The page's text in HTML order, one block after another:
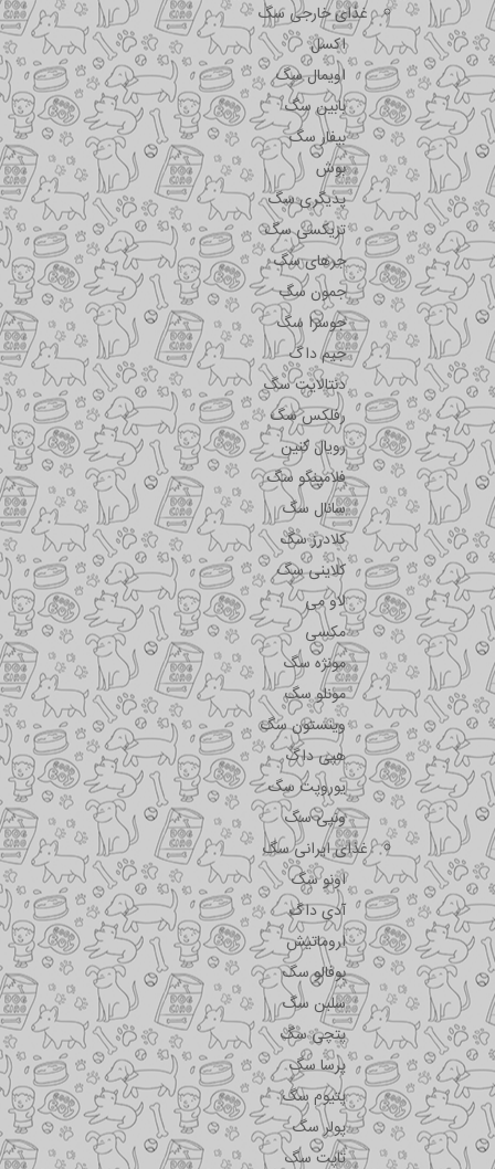
غذای خارجی سگ
اکسل
اویمال سگ
بابین سگ
بیفار سگ
بوش
پدیگری سگ
تریکسی سگ
جرهای سگ
جمون سگ
جوسرا سگ
جیم داگ
دنتالایت سگ
رفلکس سگ
رویال کنین
فلامینگو سگ
سانال سگ
کلادرز سگ
کلاینی سگ
لاو می
مکسی
مونژه سگ
مونلو سگ
وینستون سگ
هپی داگ
یوروپت سگ
ونپی سگ
غذای ایرانی سگ
اونو سگ
آدی داگ
اروماتیش
بوفالو سگ
سلبن سگ
پتچی سگ
پرسا سگ
پتیوم سگ
پولر سگ
تاپت سگ